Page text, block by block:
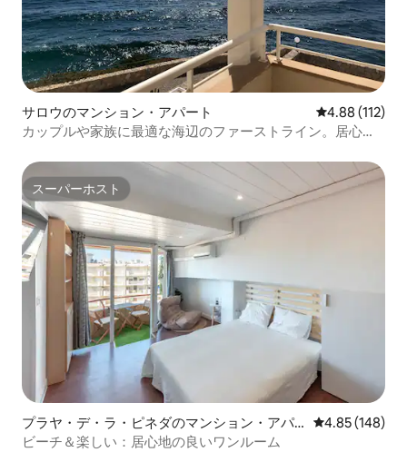
サロウのマンション・アパート レビュー112
4.88 (112)
カップルや家族に最適な海辺のファーストライン。居心地
スーパーホスト
スーパーホスト
プラヤ・デ・ラ・ピネダのマンション・アパ
ート
レビュー148
4.85 (148)
ビーチ＆楽しい：居心地の良いワンルーム